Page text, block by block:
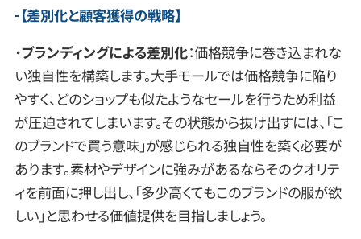
【差別化と顧客獲得の戦略】
・ブランディングによる差別化：価格競争に巻き込まれな
い独自性を構築します。大手モールでは価格競争に陥り
やすく、どのショップも似たようなセールを行うため利益
が圧迫されてしまいます。その状態から抜け出すには、「こ
のブランドで買う意味」が感じられる独自性を築く必要が
あります。素材やデザインに強みがあるならそのクオリテ
ィを前面に押し出し、「多少高くてもこのブランドの服が欲
しい」と思わせる価値提供を目指しましょう。